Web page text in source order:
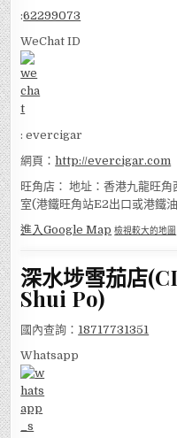
:62299073
WeChat ID
: evercigar
網頁：http://evercigar.com
旺角店： 地址：香港九龍旺
室(港鐵旺角站E2出口或港鐵
進入Google Map 檢視較大的地圖
深水埗雪茄店
Shui Po)
國內查詢： 18717731351
Whatsapp